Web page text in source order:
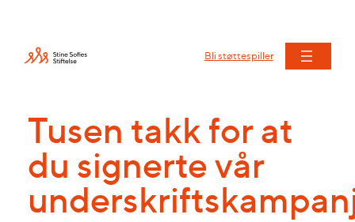
Bli støttespiller
Tusen takk for at
du signerte vår